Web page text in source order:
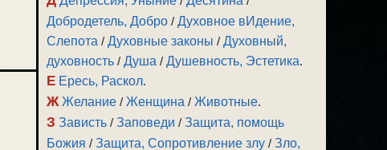
Добродетель, Добро /Духовное вИдение,
Слепота /Духовные законы /Духовный,
духовность /Душа /Душевность, Эстетика.
Е Ересь, Раскол.
Ж Желание /Женщина /Животные.
З Зависть /Заповеди /Защита, помощь
Божия /Защита, Сопротивление злу /Зло,